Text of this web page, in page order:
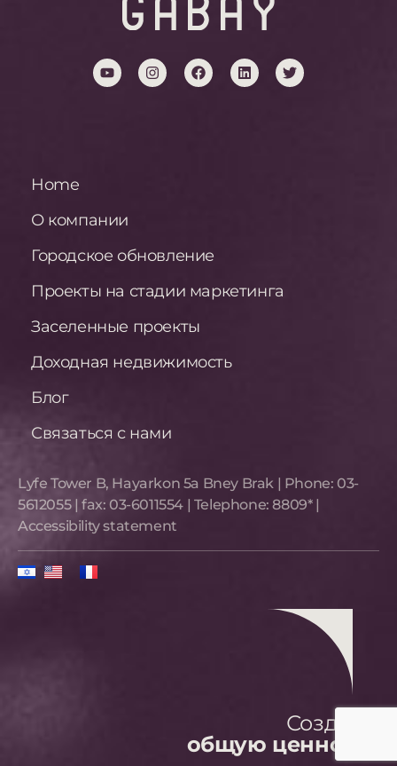
Home
О компании
Городское обновление
Проекты на стадии маркетинга
Заселенные проекты
Доходная недвижимость
Блог
Связаться с нами
Lyfe Tower B, Hayarkon 5a Bney Brak​ | Phone:03-
5612055| fax:03-6011554 | Telephone:8809*|
Accessibility statement
Создаем
общую ценность